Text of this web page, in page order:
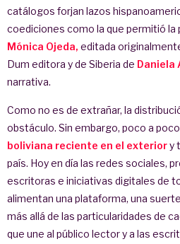
catálogos forjan lazos
coediciones como la que permitió la
Mónica Ojeda, editada
Dum editora y de Siberia de Daniela
narrativa.
Como no es de extrañar, la
obstáculo. Sin embargo, poco a
boliviana reciente en el exteriory
país. Hoy en día las redes sociales,
escritoras e iniciativas digitales de
alimentan una plataforma, una
más allá de las particularidades de
que une al público lector y a las